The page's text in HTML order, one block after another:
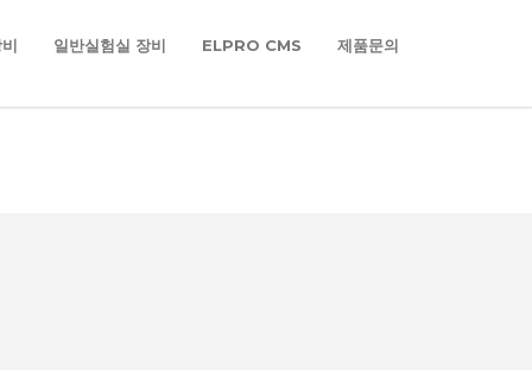
일반실험실 장비 ELPRO CMS 제품문의